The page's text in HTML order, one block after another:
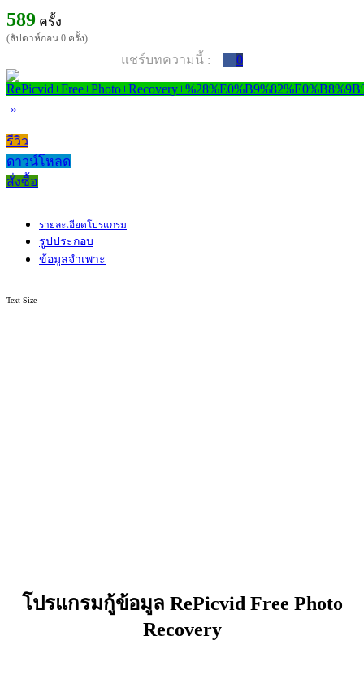
589 ครั้ง
(สัปดาห์ก่อน 0 ครั้ง)
แชร์บทความนี้ : 0
»
รีวิว
ดาวน์โหลด
สั่งซื้อ
รายละเอียดโปรแกรม
รูปประกอบ
ข้อมูลจำเพาะ
Text Size
โปรแกรมกู้ข้อมูล RePicvid Free Photo
Recovery